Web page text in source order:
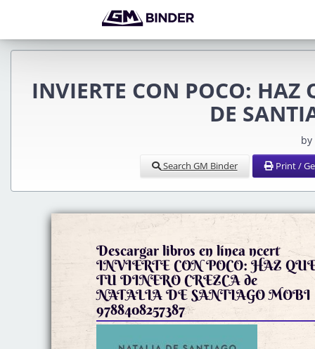
INVIERTE CON POCO: HAZ
DE
Search GM Binder Print /
Descargar libros en línea ncert
INVIERTE CON POCO: HAZ
TU DINERO CREZCA de
NATALIA DE SANTIAGO MOBI
9788408257387